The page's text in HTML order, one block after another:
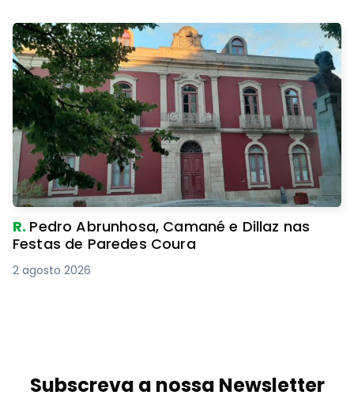
R. Pedro Abrunhosa, Camané e Dillaz nas
Festas de Paredes Coura
2 agosto 2026
Subscreva a nossa Newsletter